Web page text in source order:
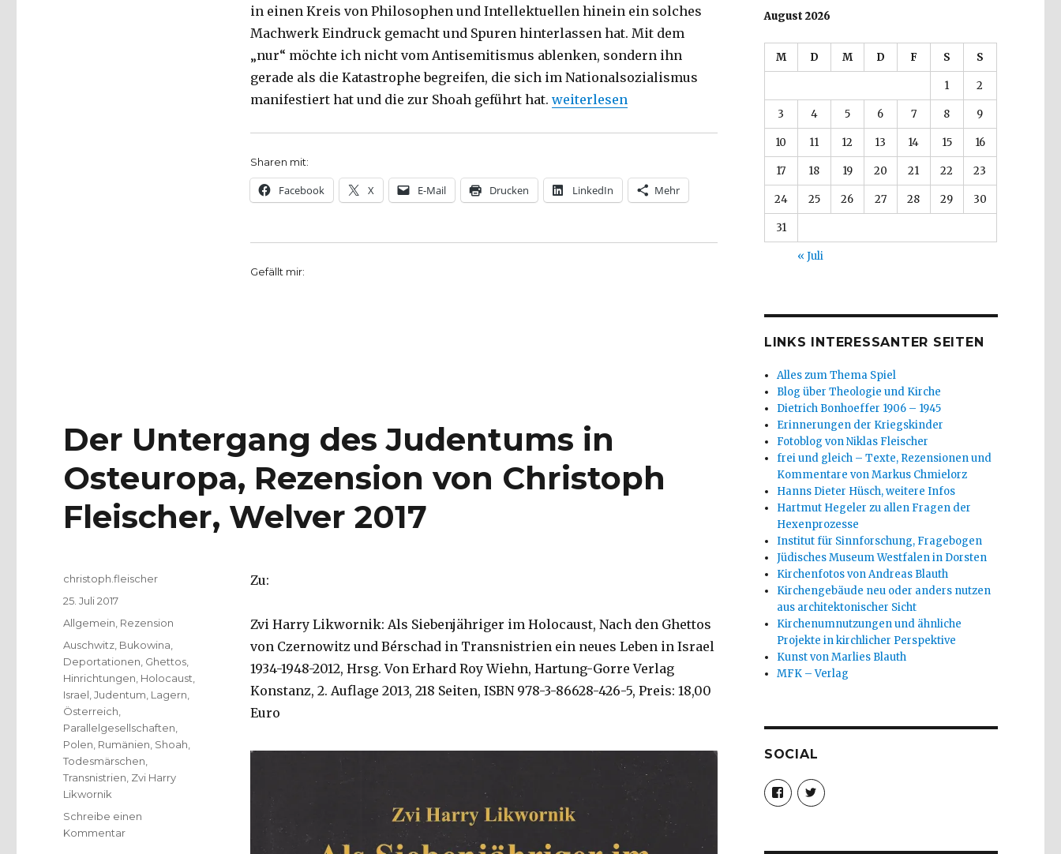
in einen Kreis von Philosophen und Intellektuellen hinein ein solches
Machwerk Eindruck gemacht und Spuren hinterlassen hat. Mit dem
„nur“ möchte ich nicht vom Antisemitismus ablenken, sondern ihn
gerade als die Katastrophe begreifen, die sich im Nationalsozialismus
manifestiert hat und die zur Shoah geführt hat. „Grundlagen des Antisemitismus, Rezension von Christoph Fleischer, Welver
weiterlesen
Sharen mit:
Facebook X E-Mail Drucken LinkedIn Mehr
Gefällt mir:
Der Untergang des Judentums in
Osteuropa, Rezension von Christoph
Fleischer, Welver 2017
Zu:
Zvi Harry Likwornik: Als Siebenjähriger im Holocaust, Nach den Ghettos
von Czernowitz und Bérschad in Transnistrien ein neues Leben in Israel
1934-1948-2012, Hrsg. Von Erhard Roy Wiehn, Hartung-Gorre Verlag
Konstanz, 2. Auflage 2013, 218 Seiten, ISBN 978-3-86628-426-5, Preis: 18,00
Euro
Autor
christoph.fleischer
Veröffentlicht
am
25. Juli 2017
Kategorien
Allgemein Rezension
Schlagwörter
Auschwitz Bukowina
Deportationen Ghettos
Hinrichtungen Holocaust
Israel ,Judentum Lagern
Österreich
Parallelgesellschaften
Polen Rumänien Shoah
Todesmärschen
Transnistrien Zvi Harry
Likwornik
Schreibe einen
Kommentarzu
August 2026
M D M D F S S
1 2
3 4 5 6 7 8 9
10 11 12 13 14 15 16
17 18 19 20 21 22 23
24 25 26 27 28 29 30
31
« Juli
LINKS INTERESSANTER SEITEN
Alles zum Thema Spiel
Blog über Theologie und Kirche
Dietrich Bonhoeffer 1906 – 1945
Erinnerungen der Kriegskinder
Fotoblog von Niklas Fleischer
frei und gleich – Texte, Rezensionen und
Kommentare von Markus Chmielorz
Hanns Dieter Hüsch, weitere Infos
Hartmut Hegeler zu allen Fragen der
Hexenprozesse
Institut für Sinnforschung, Fragebogen
Jüdisches Museum Westfalen in Dorsten
Kirchenfotos von Andreas Blauth
Kirchengebäude neu oder anders nutzen
aus architektonischer Sicht
Kirchenumnutzungen und ähnliche
Projekte in kirchlicher Perspektive
Kunst von Marlies Blauth
MFK – Verlag
SOCIAL
Profil
von
christoph.fleischer1
anzeigen
Profil
von
anzeigen